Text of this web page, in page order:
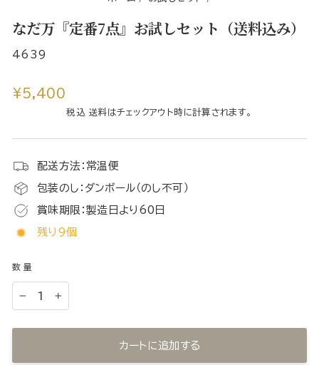
なだ万『定番7点』お試しセット（送料込み）
4639
通
¥5,400
税込 送料はチェックアウト時に計算されます。
配送方法：常温便
包装のし：ダンボール（のし不可）
賞味期限：製造日より60日
残り9個
数量
カートに追加する